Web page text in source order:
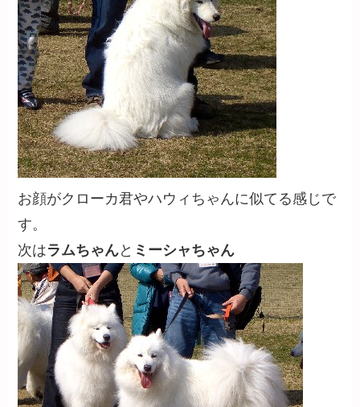
お顔がクローカ君やハウィちゃんに似てる感じで
す。
次はラムちゃんと ミーシャちゃん